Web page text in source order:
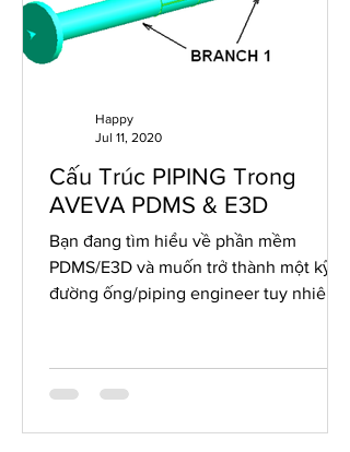
Cấu Trúc PIPING Trong
AVEVA PDMS & E3D
Bạn đang tìm hiểu về phần mềm
PDMS/E3D và muốn trở thành một kỹ sư
đường ống/piping engineer tuy nhiên
Happy
Jul 11, 2020